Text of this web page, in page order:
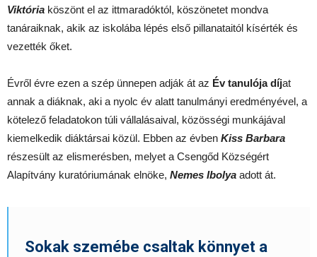
Viktória köszönt el az ittmaradóktól, köszönetet mondva
tanáraiknak, akik az iskolába lépés első pillanataitól kísérték és
vezették őket.
Évről évre ezen a szép ünnepen adják át az Év tanulója díjat
annak a diáknak, aki a nyolc év alatt tanulmányi eredményével, a
kötelező feladatokon túli vállalásaival, közösségi munkájával
kiemelkedik diáktársai közül. Ebben az évben Kiss Barbara
részesült az elismerésben, melyet a Csengőd Községért
Alapítvány kuratóriumának elnöke, Nemes Ibolya adott át.
Sokak szemébe csaltak könnyet a